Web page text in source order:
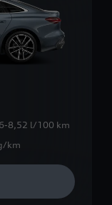
8,52 l/100 km
km